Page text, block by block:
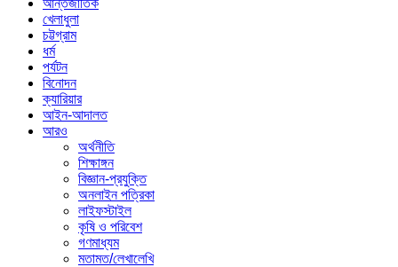
আন্তর্জাতিক
খেলাধুলা
চট্টগ্রাম
ধর্ম
পর্যটন
বিনোদন
ক্যারিয়ার
আইন-আদালত
আরও
অর্থনীতি
শিক্ষাঙ্গন
বিজ্ঞান-প্রযুক্তি
অনলাইন পত্রিকা
লাইফস্টাইল
কৃষি ও পরিবেশ
গণমাধ্যম
মতামত/লেখালেখি